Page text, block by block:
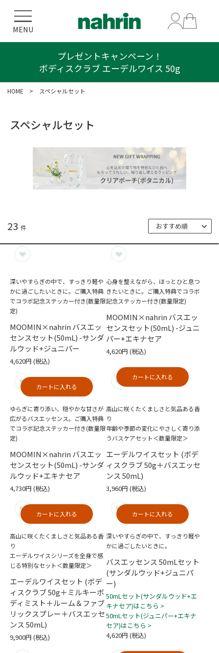
MENU
プレゼントキャンペーン！
ボディスクラブ エーデルワイス 50g
HOME > スペシャルセット
スペシャルセット
23 件
深いやすらぎの中で、すっきり軽や
かに過ごしたいときに。ご購入特典
でコラボ記念ステッカー付き(数量限
定)
MOOMIN×nahrin バスエッ
センスセット(50mL) -サンダ
ルウッド+ジュニパー
4,620円 (税込)
カートに入れる
心身を整えながら、ほっとひと息つ
きたいときに。ご購入特典でコラボ
記念ステッカー付き(数量限定)
MOOMIN×nahrin バスエッ
センスセット(50mL) -ジュニ
パー+エキナセア
4,620円 (税込)
カートに入れる
ゆらぎに寄り添い、穏やかな甘さが
広がるバスエッセンス。ご購入特典
でコラボ記念ステッカー付き(数量限
定)
MOOMIN×nahrin バスエッ
センスセット(50mL) -サンダ
ルウッド+エキナセア
4,730円 (税込)
カートに入れる
高山に咲くたくましさと気品ある香
り
年齢や季節の変化にやさしく寄り添
うバスケアセット＜数量限定＞
エーデルワイスセット (ボデ
ィスクラブ 50g＋バスエッセ
ンス 50mL)
3,960円 (税込)
カートに入れる
高山に咲くたくましさと気品ある香
り
エーデルワイスシリーズを全身で感
じる特別なセット＜数量限定＞
エーデルワイスセット (ボデ
ィスクラブ 50g＋ミルキーボ
ディミスト＋ルーム＆ファブ
リックスプレー＋バスエッセ
ンス 50mL)
9,900円 (税込)
深いやすらぎの中で、すっきり軽や
かに過ごしたいときに。
バスエッセンス 50mLセット
(サンダルウッド+ジュニパ
ー)
50mLセット(サンダルウッド+エ
キナセア)はこちら >
50mLセット(ジュニパー+エキナ
セア)はこちら >
4,620円 (税込)